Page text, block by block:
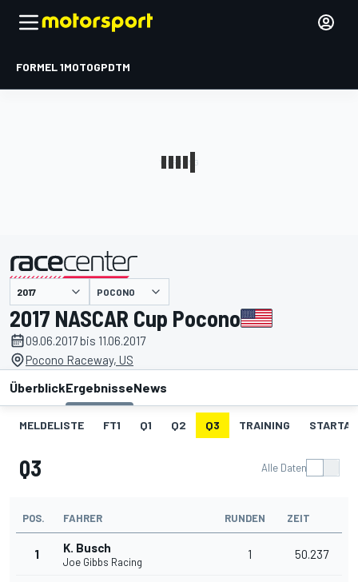
FORMEL 1MOTOGPDTM
POCONO
2017 NASCAR Cup Pocono
09.06.2017 bis 11.06.2017
Pocono Raceway, US
ÜberblickErgebnisseNews
MELDELISTE FT1 Q1 Q2 Q3 TRAINING
Q3 Alle Daten
POS. FAHRER RUNDEN ZEIT
1 K. Busch
Joe Gibbs Racing
1 50.237